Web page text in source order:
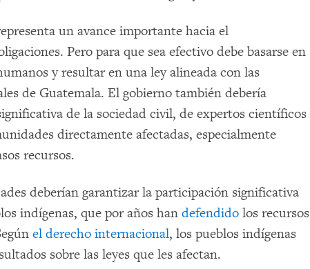
un avance importante hacia el
Pero para que sea efectivo debe basarse en
y resultar en una ley alineada con las
de Guatemala. El gobierno también debería
de la sociedad civil, de expertos científicos
directamente afectadas, especialmente
recursos.
deberían garantizar la participación significativa
indígenas, que por años han defendido los recursos
el derecho internacional, los pueblos indígenas
sobre las leyes que les afectan.